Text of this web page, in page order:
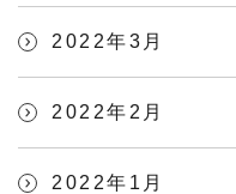
2022年3月
2022年2月
2022年1月